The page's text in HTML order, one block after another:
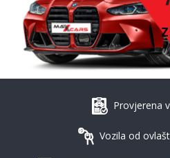
Provjerena
Vozila od